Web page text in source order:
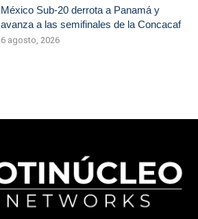
México Sub-20 derrota a Panamá y
avanza a las semifinales de la Concacaf
6 agosto, 2026